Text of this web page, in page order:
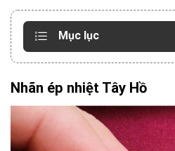
Mục lục
Nhãn ép nhiệt Tây Hồ